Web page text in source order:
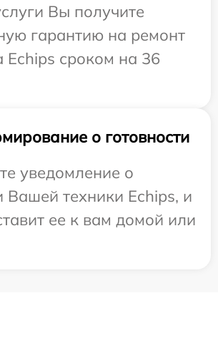
Вы получите
гарантию на ремонт
Echips сроком на 36
о готовности
уведомление о
Вашей техники Echips, и
ее к вам домой или